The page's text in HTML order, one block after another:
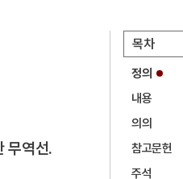
강릉 선교장
목차
정의
내용
의의
참고문헌
주석
무역선.